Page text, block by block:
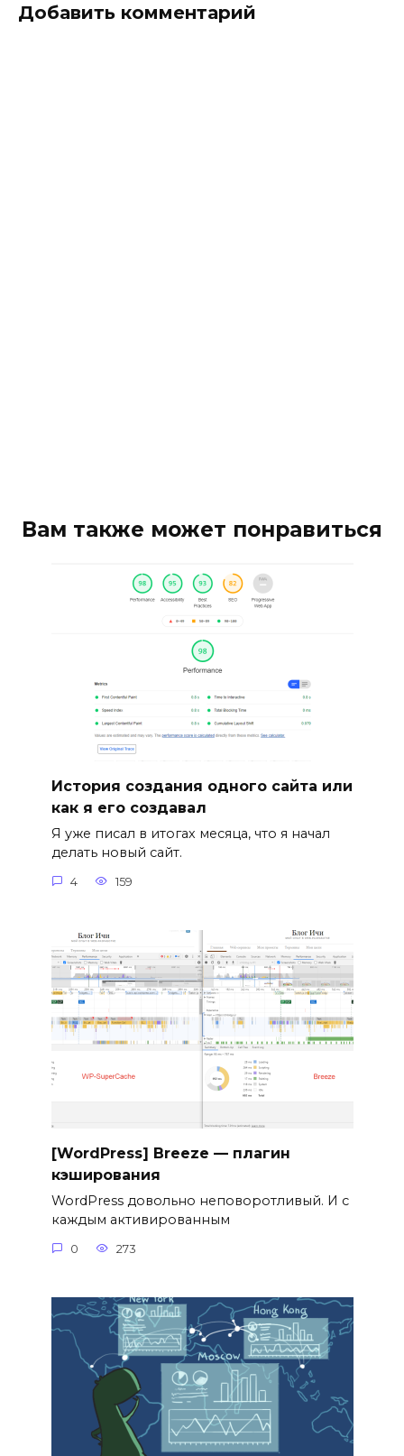
Добавить комментарий
Вам также может понравиться
История создания одного сайта или
как я его создавал
Я уже писал в итогах месяца, что я начал
делать новый сайт.
4 159
[WordPress] Breeze — плагин
кэширования
WordPress довольно неповоротливый. И с
каждым активированным
0 273